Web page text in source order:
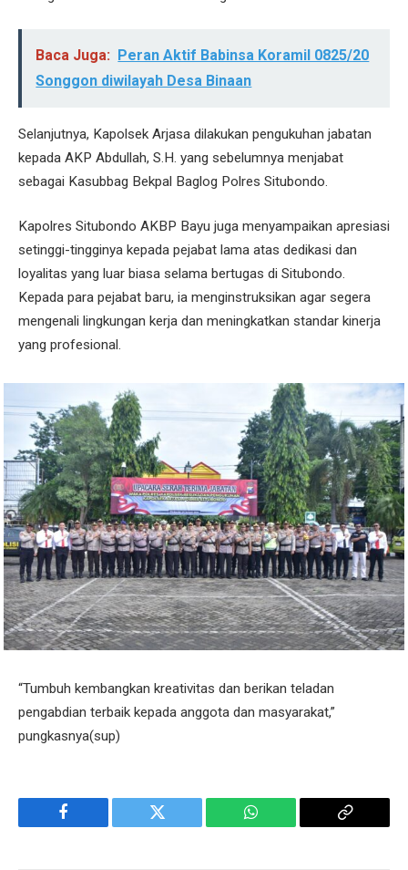
Baca Juga: Peran Aktif Babinsa Koramil 0825/20
Songgon diwilayah Desa Binaan
Selanjutnya, Kapolsek Arjasa dilakukan pengukuhan jabatan
kepada AKP Abdullah, S.H. yang sebelumnya menjabat
sebagai Kasubbag Bekpal Baglog Polres Situbondo.
Kapolres Situbondo AKBP Bayu juga menyampaikan apresiasi
setinggi-tingginya kepada pejabat lama atas dedikasi dan
loyalitas yang luar biasa selama bertugas di Situbondo.
Kepada para pejabat baru, ia menginstruksikan agar segera
mengenali lingkungan kerja dan meningkatkan standar kinerja
yang profesional.
“Tumbuh kembangkan kreativitas dan berikan teladan
pengabdian terbaik kepada anggota dan masyarakat,”
pungkasnya(sup)
Facebook Twitter WhatsApp
Copy